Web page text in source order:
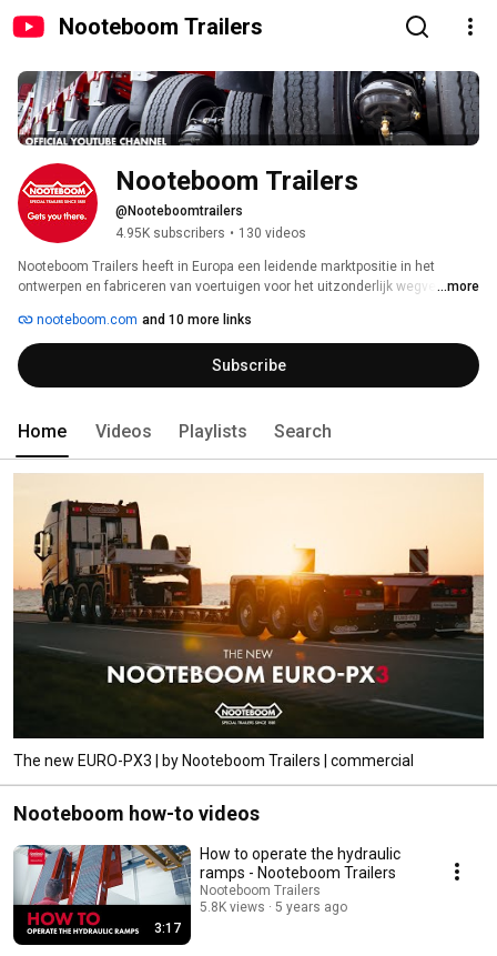
Nooteboom Trailers
Nooteboom Trailers
@Nooteboomtrailers
4.95K subscribers • 130 videos
Nooteboom Trailers heeft in Europa een leidende marktpositie in het
ontwerpen en fabriceren van voertuigen voor het uitzonderlijk wegvervoer
meer:
...more
nooteboom.com and 10 more links
Subscribe
Home Videos Playlists Search
The new EURO-PX3 | by Nooteboom Trailers | commercial
Nooteboom how-to videos
3:17
How to operate the hydraulic
ramps - Nooteboom Trailers
Nooteboom Trailers
5.8K views
5 years ago